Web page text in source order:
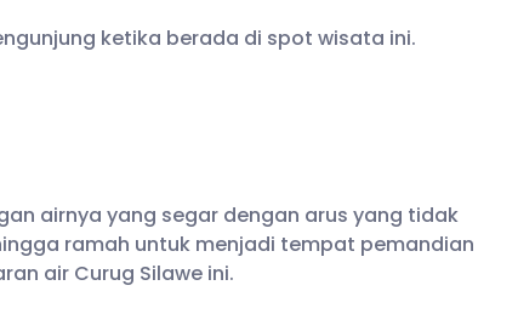
ketika berada di spot wisata ini.
airnya yang segar dengan arus yang tidak
ramah untuk menjadi tempat pemandian
air Curug Silawe ini.